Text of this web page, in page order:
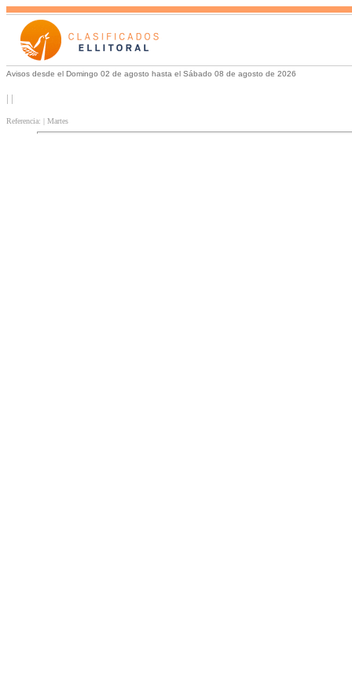
Avisos desde el Domingo 02 de agosto hasta el Sábado 08 de agosto de 2026
| |
Referencia: | Martes